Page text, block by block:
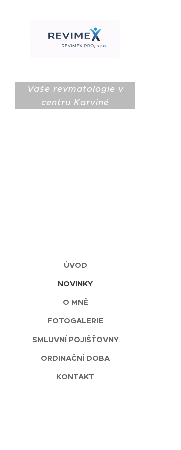
Vaše revmatologie v
centru Karviné
ÚVOD
NOVINKY
O MNĚ
FOTOGALERIE
SMLUVNÍ POJIŠŤOVNY
ORDINAČNÍ DOBA
KONTAKT